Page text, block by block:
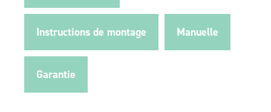
Instructions de montage Manuelle
Garantie